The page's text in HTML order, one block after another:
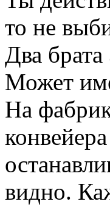
то не
Два
Может
На
видно.